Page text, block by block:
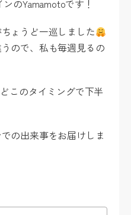
のYamamotoです！
ょうど一巡しました
ので、私も毎週見るの
このタイミングで下半
の出来事をお届けしま